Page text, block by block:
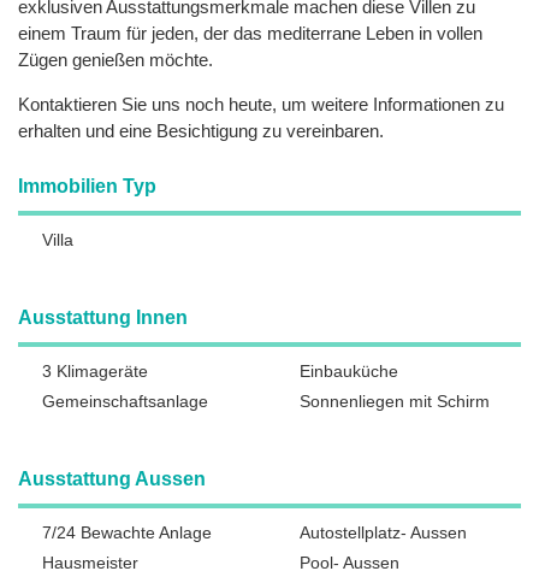
exklusiven Ausstattungsmerkmale machen diese Villen zu
einem Traum für jeden, der das mediterrane Leben in vollen
Zügen genießen möchte.
Kontaktieren Sie uns noch heute, um weitere Informationen zu
erhalten und eine Besichtigung zu vereinbaren.
Immobilien Typ
Villa
Ausstattung Innen
3 Klimageräte
Einbauküche
Gemeinschaftsanlage
Sonnenliegen mit Schirm
Ausstattung Aussen
7/24 Bewachte Anlage
Autostellplatz- Aussen
Hausmeister
Pool- Aussen